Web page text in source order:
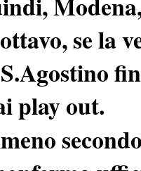
se la
play out.